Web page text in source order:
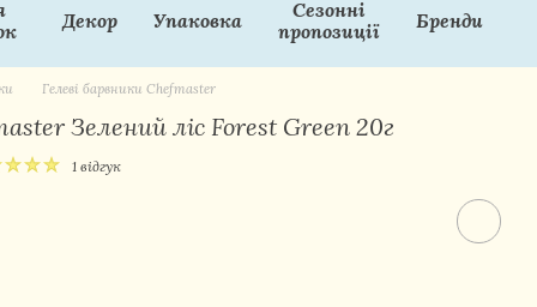
Декор Упаковка
Сезонні
пропозиції
Бренди
Гелеві барвники Chefmaster
Зелений ліс Forest Green 20г
1 відгук